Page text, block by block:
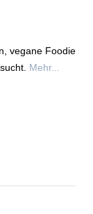
vegane Foodie
Mehr...